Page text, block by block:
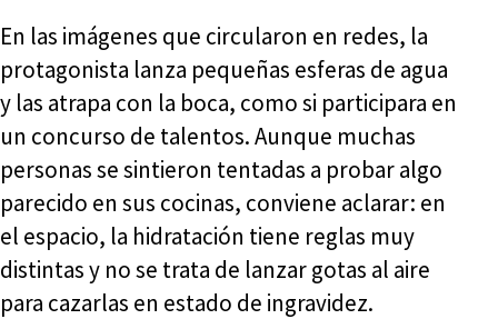
En las imágenes que circularon en redes, la
protagonista lanza pequeñas esferas de agua
y las atrapa con la boca, como si participara en
un concurso de talentos. Aunque muchas
personas se sintieron tentadas a probar algo
parecido en sus cocinas, conviene aclarar: en
el espacio, la hidratación tiene reglas muy
distintas y no se trata de lanzar gotas al aire
para cazarlas en estado de ingravidez.